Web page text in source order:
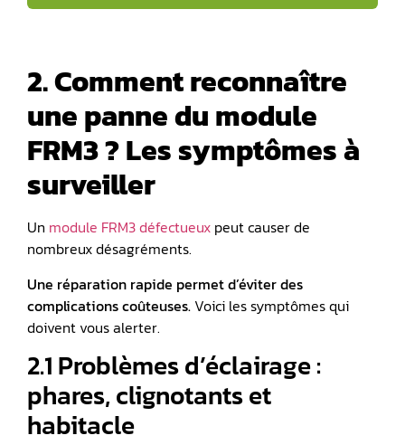
2. Comment reconnaître
une panne du module
FRM3 ? Les symptômes à
surveiller
Un module FRM3 défectueux peut causer de
nombreux désagréments.
Une réparation rapide permet d’éviter des
complications coûteuses. Voici les symptômes qui
doivent vous alerter.
2.1 Problèmes d’éclairage :
phares, clignotants et
habitacle